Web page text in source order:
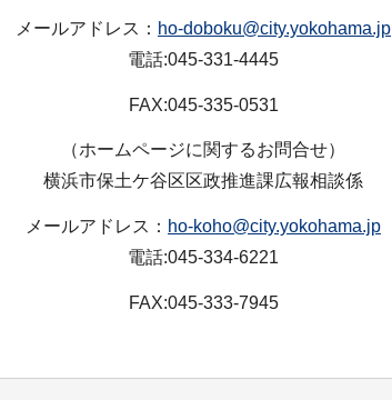
メールアドレス： ho-doboku@city.yokohama.jp
電話:045-331-4445
FAX:045-335-0531
（ホームページに関するお問合せ）
横浜市保土ケ谷区区政推進課広報相談係
メールアドレス： ho-koho@city.yokohama.jp
電話:045-334-6221
FAX:045-333-7945